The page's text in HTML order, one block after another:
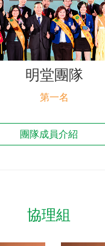
明堂團隊
第一名
團隊成員介紹
協理組